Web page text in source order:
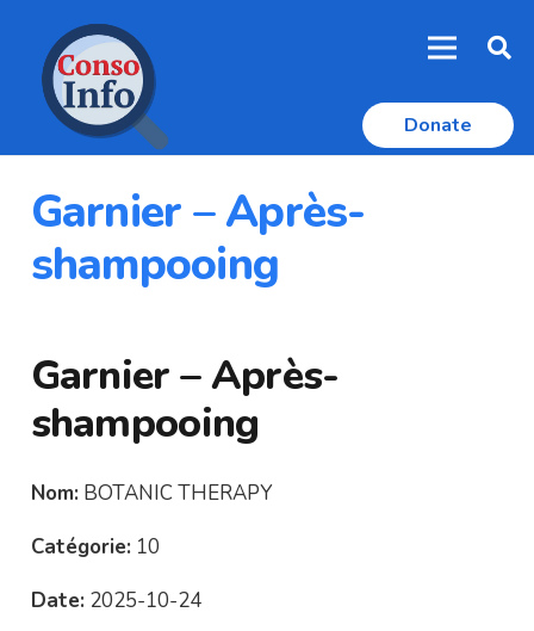
Donate
Garnier – Après-
shampooing
Garnier – Après-
shampooing
Nom: BOTANIC THERAPY
Catégorie: 10
Date: 2025-10-24